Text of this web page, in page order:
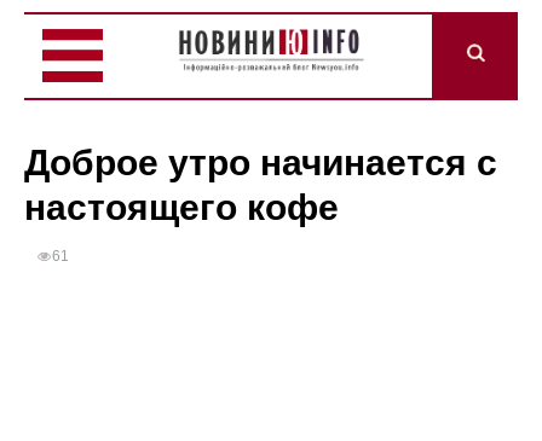
Доброе утро начинается с
настоящего кофе
61